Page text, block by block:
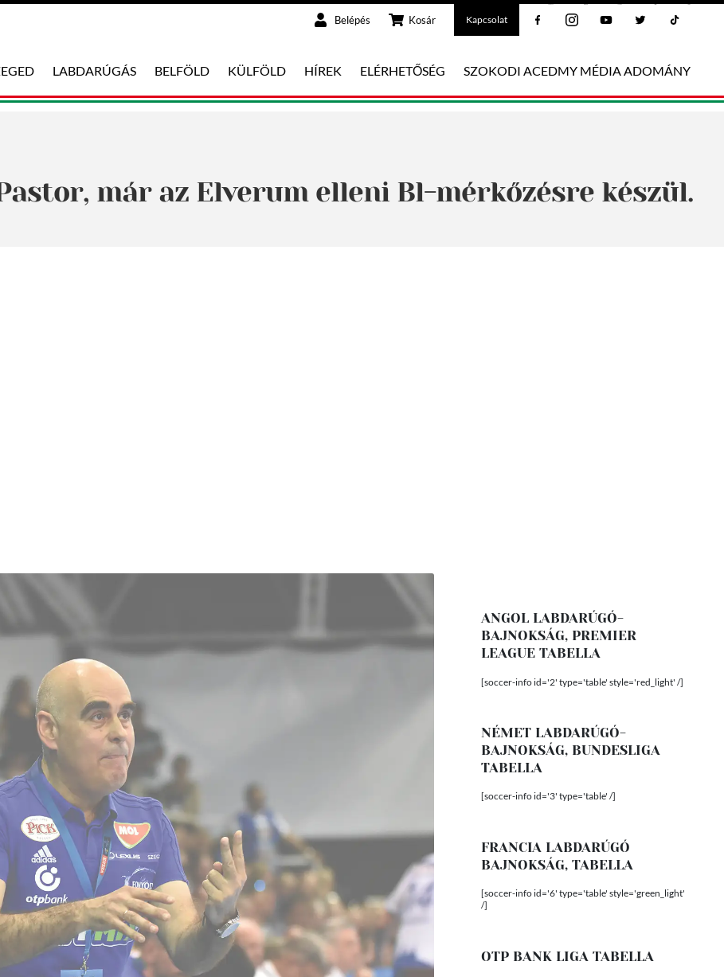
Belépés Kosár Kapcsolat
LABDARÚGÁS BELFÖLD KÜLFÖLD HÍREK ELÉRHETŐSÉG SZOKODI ACEDMY MÉDIA ADOMÁNY
már az Elverum elleni Bl-mérkőzésre készül.
ANGOL LABDARÚGÓ-
BAJNOKSÁG, PREMIER
LEAGUE TABELLA
[soccer-info id='2' type='table' style='red_light' /]
NÉMET LABDARÚGÓ-
BAJNOKSÁG, BUNDESLIGA
TABELLA
[soccer-info id='3' type='table' /]
FRANCIA LABDARÚGÓ
BAJNOKSÁG, TABELLA
[soccer-info id='6' type='table' style='green_light'
/]
OTP BANK LIGA TABELLA